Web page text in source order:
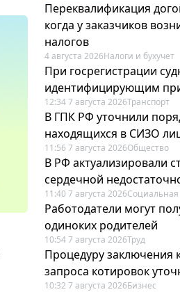
Переквалификация
когда у заказчиков
налогов
4 августа 2026Налоги и бухучет
При госрегистрации
идентифицирующим
12:34 7 августа 2026Транспорт
В ГПК РФ уточнили
находящихся в СИЗО
11:56 7 августа 2026Общество
В РФ актуализировали
сердечной
11:40 7 августа 2026Социальная
Работодатели могут
одиноких родителей
10:54 7 августа 2026Труд
Процедуру заключения
запроса котировок
10:32 7 августа 2026Бизнес